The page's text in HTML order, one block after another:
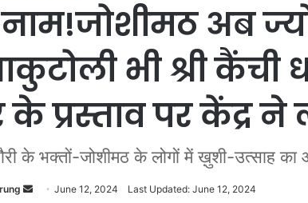
अब
भी श्री कैंची
प्रस्ताव पर केंद्र ने
के भक्तों-जोशीमठ के लोगों में ख़ुशी-उत्साह
June 12, 2024 Last Updated: June 12, 2024